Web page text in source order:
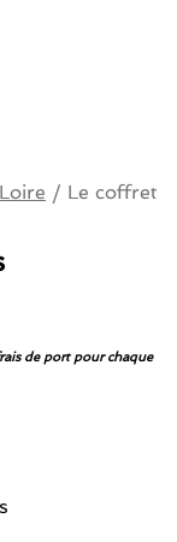
/ Le coffret
de port pour chaque